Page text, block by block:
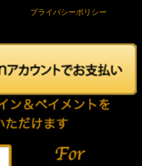
プライバシーポリシー